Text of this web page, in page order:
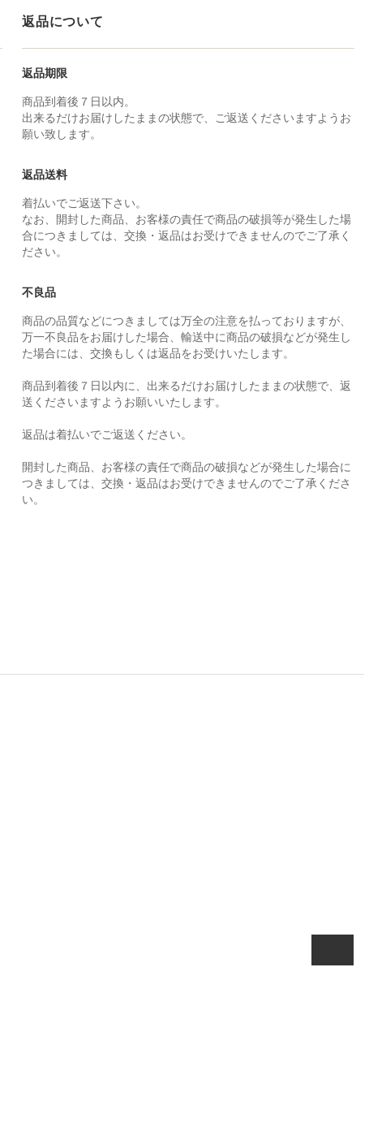
返品について
返品期限
商品到着後７日以内。
出来るだけお届けしたままの状態で、ご返送くださいますようお
願い致します。
返品送料
着払いでご返送下さい。
なお、開封した商品、お客様の責任で商品の破損等が発生した場
合につきましては、交換・返品はお受けできませんのでご了承く
ださい。
不良品
商品の品質などにつきましては万全の注意を払っておりますが、
万一不良品をお届けした場合、輸送中に商品の破損などが発生し
た場合には、交換もしくは返品をお受けいたします。
商品到着後７日以内に、出来るだけお届けしたままの状態で、返
送くださいますようお願いいたします。
返品は着払いでご返送ください。
開封した商品、お客様の責任で商品の破損などが発生した場合に
つきましては、交換・返品はお受けできませんのでご了承くださ
い。